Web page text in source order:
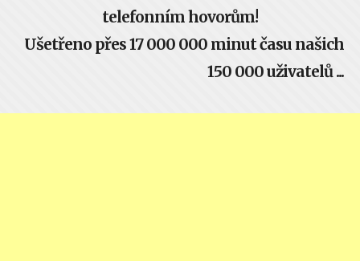
telefonním hovorům!
Ušetřeno přes 17 000 000 minut času našich
150 000 uživatelů ...